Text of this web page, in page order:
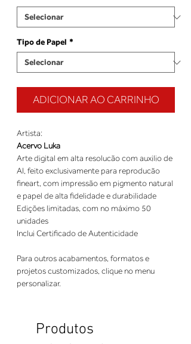
Tipo de Papel *
ADICIONAR AO CARRINHO
Artista:
Acervo Luka
Arte digital em alta resolucão com auxilio de
AI, feito exclusivamente para reproducão
fineart, com impressão em pigmento natural
e papel de alta fidelidade e durabilidade
Edições limitadas, com no máximo 50
unidades
Inclui Certificado de Autenticidade
Para outros acabamentos, formatos e
projetos customizados, clique no menu
personalizar.
Produtos